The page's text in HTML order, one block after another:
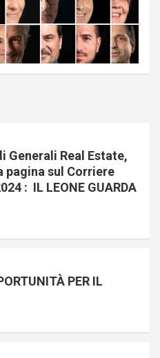
Generali Real Estate,
pagina sul Corriere
: IL LEONE GUARDA
PER IL